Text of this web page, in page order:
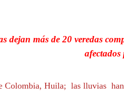
dejan más de 20 veredas
afectados
Colombia, Huila; las lluvias han